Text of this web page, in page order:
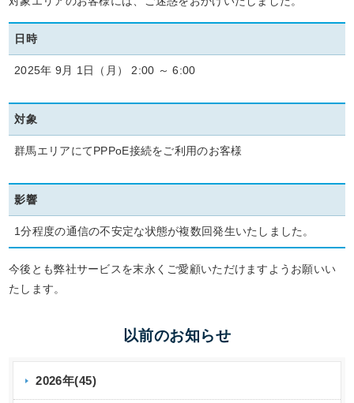
日時
2025年 9月 1日（月） 2:00 ～ 6:00
対象
群馬エリアにてPPPoE接続をご利用のお客様
影響
1分程度の通信の不安定な状態が複数回発生いたしました。
今後とも弊社サービスを末永くご愛顧いただけますようお願いい
たします。
以前のお知らせ
2026年(45)